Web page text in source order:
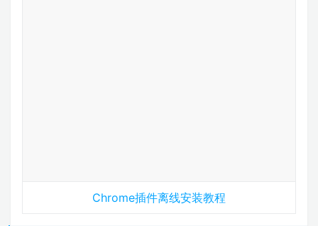
Chrome插件离线安装教程